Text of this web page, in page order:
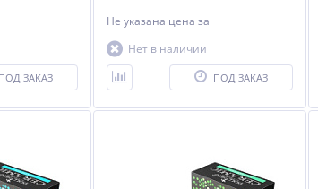
ПОД ЗАКАЗ
Не указана цена за
Нет в наличии
ПОД ЗАКАЗ